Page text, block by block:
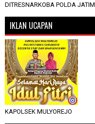
DITRESNARKOBA POLDA JATIM
IKLAN UCAPAN
KAPOLSEK MULYOREJO